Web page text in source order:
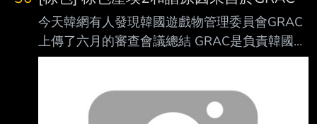
今天韓網有人發現韓國遊戲物管理委員會GRAC
上傳了六月的審查會議總結 GRAC是負責韓國遊
戲審查分級的部門
mode=best&p=1 PDF檔：
https://bely.cc/tl5l5Q